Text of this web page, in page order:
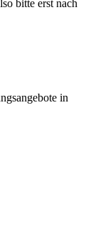
bitte erst nach
in